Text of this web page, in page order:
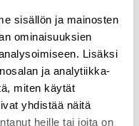
sisällön ja mainosten
ominaisuuksien
Lisäksi
ja analytiikka-
miten käytät
yhdistää näitä
heille tai joita on
(HUS). Hän on
ja hänellä on yli 15
sekä päivystyslääkärinä
hän on tunnettu
ja tartuntatautien